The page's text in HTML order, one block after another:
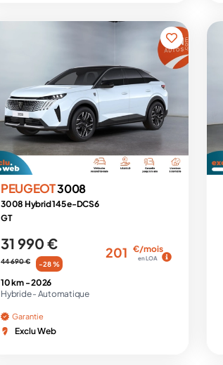
PEUGEOT3008
3008 Hybrid 145 e-DCS6
GT
31 990 €
44 690 € -28 %
201 €/mois
en LOA
10 km -2026
Hybride - Automatique
Garantie
Exclu Web